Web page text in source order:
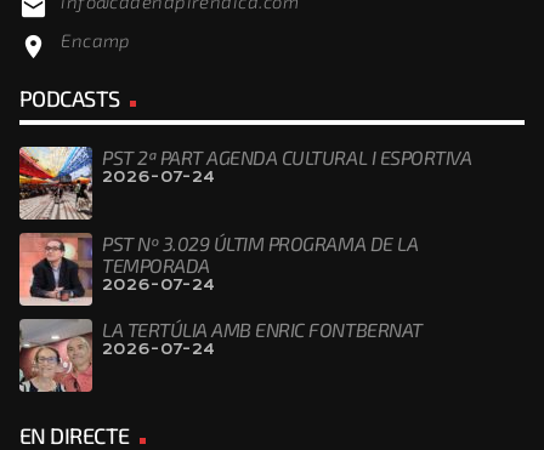
email
location_on Encamp
PODCASTS
PST 2ª PART AGENDA CULTURAL I ESPORTIVA
2026-07-24
PST Nº 3.029 ÚLTIM PROGRAMA DE LA
TEMPORADA
2026-07-24
LA TERTÚLIA AMB ENRIC FONTBERNAT
2026-07-24
EN DIRECTE